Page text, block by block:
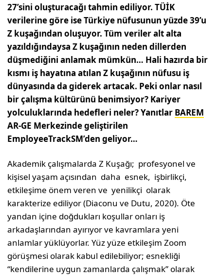
27’sini oluşturacağı tahmin ediliyor. TÜİK
verilerine göre ise Türkiye nüfusunun yüzde 39’u
Z kuşağından oluşuyor. Tüm veriler alt alta
yazıldığındaysa Z kuşağının neden dillerden
düşmediğini anlamak mümkün… Hali hazırda bir
kısmı iş hayatına atılan Z kuşağının nüfusu iş
dünyasında da giderek artacak. Peki onlar nasıl
bir çalışma kültürünü benimsiyor? Kariyer
yolculuklarında hedefleri neler? Yanıtlar BAREM
AR-GE Merkezinde geliştirilen
EmployeeTrackSM’den geliyor…
Akademik çalışmalarda Z Kuşağı; profesyonel ve
kişisel yaşam açısından daha esnek, işbirlikçi,
etkileşime önem veren ve yenilikçi olarak
karakterize ediliyor (Diaconu ve Dutu, 2020). Öte
yandan içine doğdukları koşullar onları iş
arkadaşlarından ayırıyor ve kavramlara yeni
anlamlar yüklüyorlar. Yüz yüze etkileşim Zoom
görüşmesi olarak kabul edilebiliyor; esnekliği
“kendilerine uygun zamanlarda çalışmak” olarak